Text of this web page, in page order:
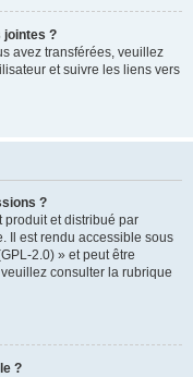
jointes ?
avez transférées, veuillez
et suivre les liens vers
?
produit et distribué par
Il est rendu accessible sous
2.0) » et peut être
consulter la rubrique
?